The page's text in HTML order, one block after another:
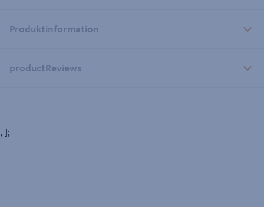
Produktinformation
productReviews
, ];